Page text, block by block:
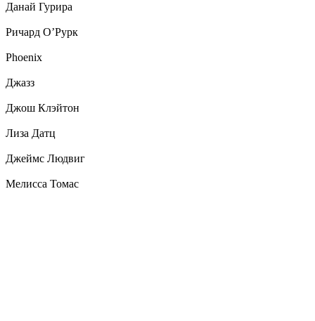
Данай Гурира
Ричард О’Рурк
Phoenix
Джазз
Джош Клэйтон
Лиза Датц
Джеймс Людвиг
Мелисса Томас